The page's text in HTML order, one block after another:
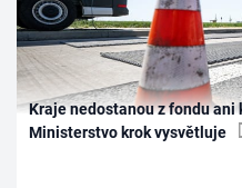
Kraje nedostanou z fondu
Ministerstvo krok vysvětluje